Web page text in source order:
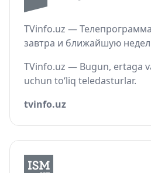
TVinfo.uz —
завтра и ближайшую
TVinfo.uz — Bugun, ertaga
uchun to‘liq teledasturlar.
tvinfo.uz